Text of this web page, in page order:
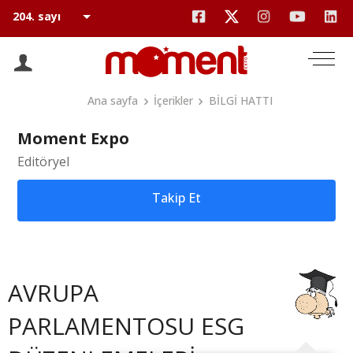
Ana sayfa İçerikler BİLGİ HATTI
Moment Expo
Editöryel
Takip Et
AVRUPA
PARLAMENTOSU ESG